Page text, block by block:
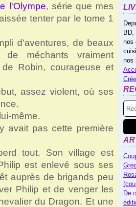
l'Olympe, série que mes
tenter par le tome 1
d'aventures, de beaux
de méchants vraiment
Robin, courageuse et
assez violent, où ses
même.
avait pas cette première
tout. Son village est
est enlevé sous ses
auprès de brigands peu
Philip et de venger les
du Dragon. Et une
nos
nos
De